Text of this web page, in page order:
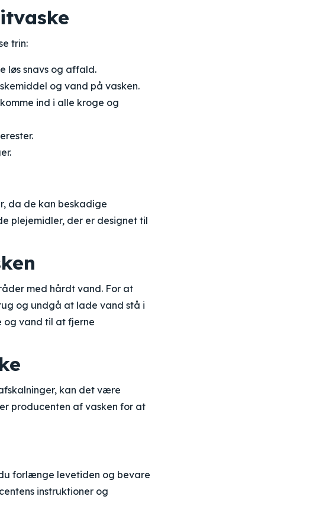
trin:
løs snavs og affald.
og vand på vasken.
ind i alle kroge og
da de kan beskadige
plejemidler, der er designet til
med hårdt vand. For at
og undgå at lade vand stå i
og vand til at fjerne
kan det være
producenten af vasken for at
forlænge levetiden og bevare
instruktioner og